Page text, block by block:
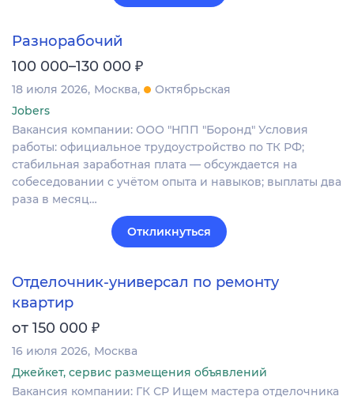
Разнорабочий
100 000–130 000 ₽
18 июля 2026 Москва
Октябрьская
Jobers
Вакансия компании: ООО "НПП "Боронд" Условия
работы: официальное трудоустройство по ТК РФ;
стабильная заработная плата — обсуждается на
собеседовании с учётом опыта и навыков; выплаты два
раза в месяц…
Откликнуться
Отделочник-универсал по ремонту
квартир
от 150 000 ₽
16 июля 2026 Москва
Джейкет, сервис размещения объявлений
Вакансия компании: ГК СР Ищем мастера отделочника